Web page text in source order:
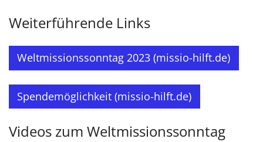
Weiterführende Links
Weltmissionssonntag 2023 (missio-hilft.de)
Spendemöglichkeit (missio-hilft.de)
Videos zum Weltmissionssonntag